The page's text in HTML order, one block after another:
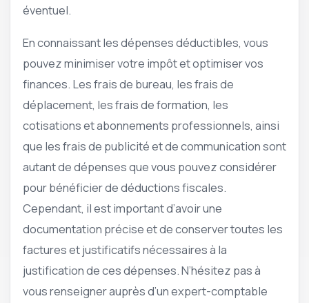
éventuel.
En connaissant les dépenses déductibles, vous
pouvez minimiser votre impôt et optimiser vos
finances. Les frais de bureau, les frais de
déplacement, les frais de formation, les
cotisations et abonnements professionnels, ainsi
que les frais de publicité et de communication sont
autant de dépenses que vous pouvez considérer
pour bénéficier de déductions fiscales.
Cependant, il est important d’avoir une
documentation précise et de conserver toutes les
factures et justificatifs nécessaires à la
justification de ces dépenses. N’hésitez pas à
vous renseigner auprès d’un expert-comptable